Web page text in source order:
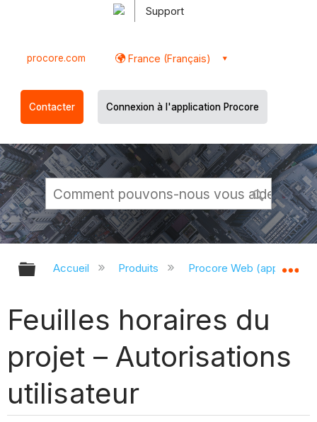
Support
procore.com France (Français)
Contacter Connexion à l'application Procore
Développer/réduire la hiérarchie
Accueil Produits Procore Web
Feuilles horaires du
projet – Autorisations
utilisateur